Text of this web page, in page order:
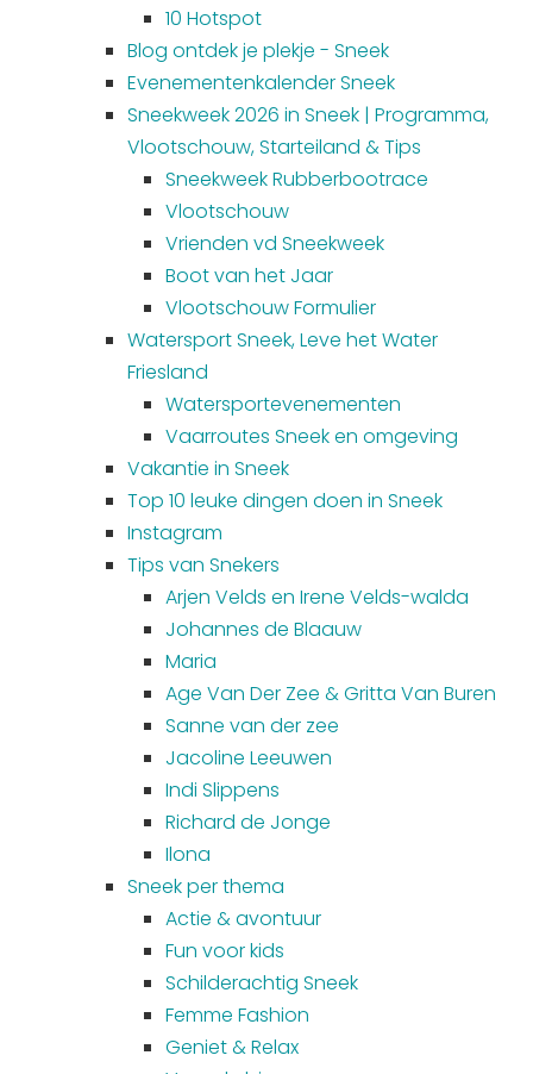
Arrangementen
Jouw Sneek
De Friese meren
Other languages
Veel bezochte pagina's:
Top 10 leuke dingen
Vakantie vieren in Sneek
Uitgaan in Sneek
Overnachten in Sneek
Citygame Escapegame Sneek
De leukste routes
Interactieve plattegrond van Sneek
10 Hotspot
Blog ontdek je plekje - Sneek
Evenementenkalender Sneek
Sneekweek 2026 in Sneek | Programma,
Vlootschouw, Starteiland & Tips
Sneekweek Rubberbootrace
Vlootschouw
Vrienden vd Sneekweek
Boot van het Jaar
Vlootschouw Formulier
Watersport Sneek, Leve het Water
Friesland
Watersportevenementen
Vaarroutes Sneek en omgeving
Vakantie in Sneek
Top 10 leuke dingen doen in Sneek
Instagram
Tips van Snekers
Arjen Velds en Irene Velds-walda
Johannes de Blaauw
Maria
Age Van Der Zee & Gritta Van Buren
Sanne van der zee
Jacoline Leeuwen
Indi Slippens
Richard de Jonge
Ilona
Sneek per thema
Actie & avontuur
Fun voor kids
Schilderachtig Sneek
Femme Fashion
Geniet & Relax